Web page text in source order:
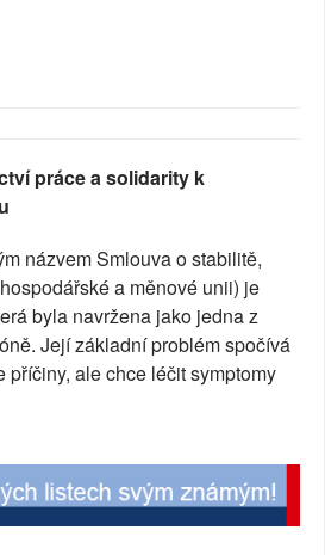
práce a solidarity k
názvem Smlouva o stabilitě,
a měnové unii) je
byla navržena jako jedna z
Její základní problém spočívá
příčiny, ale chce léčit symptomy